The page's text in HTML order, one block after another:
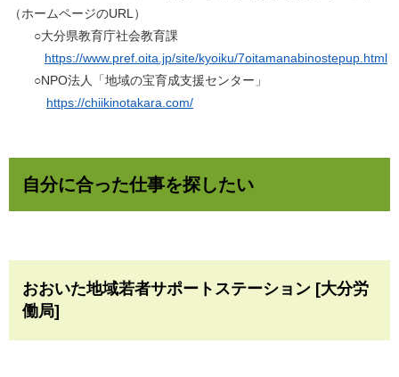
（ホームページのURL）
○大分県教育庁社会教育課
https://www.pref.oita.jp/site/kyoiku/7oitamanabinostepup.html​
○NPO法人「地域の宝育成支援センター」
https://chiikinotakara.com/
自分に合った仕事を探したい
おおいた地域若者サポートステーション [大分労
働局]